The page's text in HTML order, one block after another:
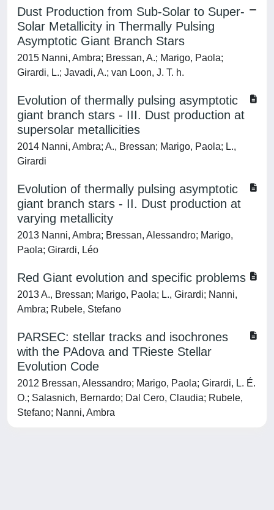
Dust Production from Sub-Solar to Super-
Solar Metallicity in Thermally Pulsing
Asymptotic Giant Branch Stars
2015 Nanni, Ambra; Bressan, A.; Marigo, Paola;
Girardi, L.; Javadi, A.; van Loon, J. T. h.
Evolution of thermally pulsing asymptotic
giant branch stars - III. Dust production at
supersolar metallicities
2014 Nanni, Ambra; A., Bressan; Marigo, Paola; L.,
Girardi
Evolution of thermally pulsing asymptotic
giant branch stars - II. Dust production at
varying metallicity
2013 Nanni, Ambra; Bressan, Alessandro; Marigo,
Paola; Girardi, Léo
Red Giant evolution and specific problems
2013 A., Bressan; Marigo, Paola; L., Girardi; Nanni,
Ambra; Rubele, Stefano
PARSEC: stellar tracks and isochrones
with the PAdova and TRieste Stellar
Evolution Code
2012 Bressan, Alessandro; Marigo, Paola; Girardi, L. É.
O.; Salasnich, Bernardo; Dal Cero, Claudia; Rubele,
Stefano; Nanni, Ambra